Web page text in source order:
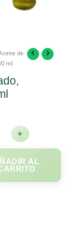
de
ml
+
AL